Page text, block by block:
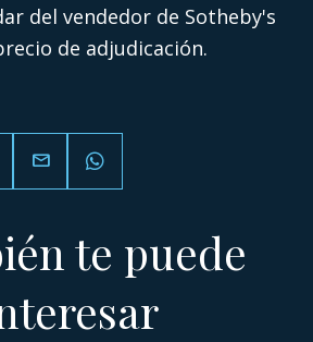
del vendedor de Sotheby's
de adjudicación.
email
te puede